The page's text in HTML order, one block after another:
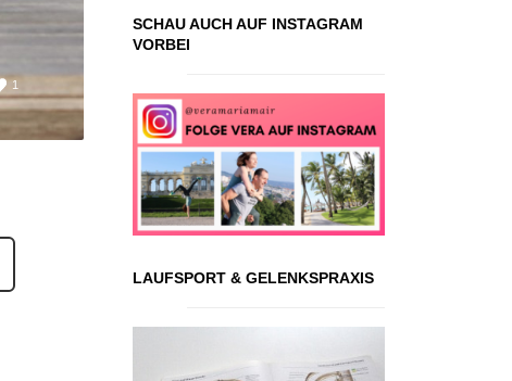
1
SCHAU AUCH AUF INSTAGRAM
VORBEI
LAUFSPORT & GELENKSPRAXIS